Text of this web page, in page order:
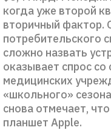
когда уже второй
вторичный фактор.
потребительского
сложно назвать
оказывает спрос
медицинских
«школьного»
снова отмечает,
планшет Apple.